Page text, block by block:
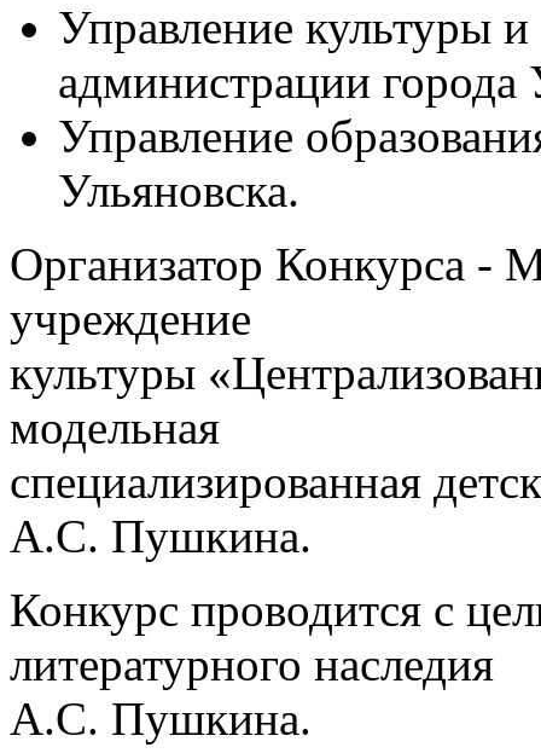
Управление культуры
администрации города
Управление
Ульяновска.
Организатор Конкурса -
учреждение
культуры
модельная
специализированная
А.С. Пушкина.
Конкурс проводится с
литературного наследия
А.С. Пушкина.